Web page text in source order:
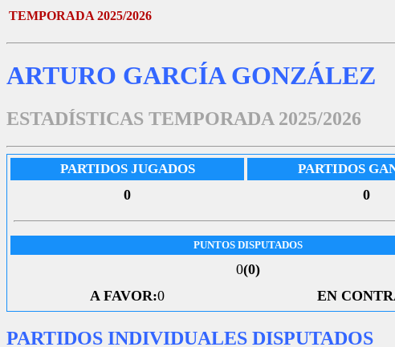
TEMPORADA 2025/2026
ARTURO GARCÍA GONZÁLEZ
ESTADÍSTICAS TEMPORADA 2025/2026
PARTIDOS JUGADOS PARTIDOS
0 0
PUNTOS DISPUTADOS
0(0)
A FAVOR:0 EN
PARTIDOS INDIVIDUALES DISPUTADOS